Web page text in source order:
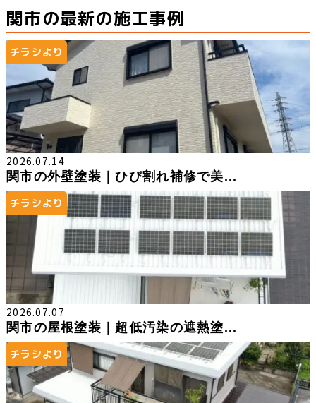
関市の最新の施工事例
チラシより
2026.07.14
関市の外壁塗装｜ひび割れ補修で美...
チラシより
2026.07.07
関市の屋根塗装｜超低汚染の遮熱塗...
チラシより